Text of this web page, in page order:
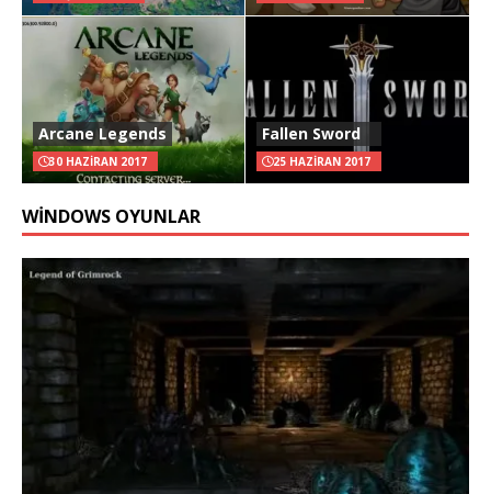
Arcane Legends
30 HAZIRAN 2017
Fallen Sword
25 HAZIRAN 2017
WINDOWS OYUNLAR